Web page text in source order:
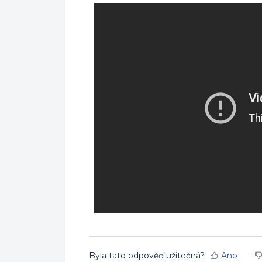
Byla tato odpověď užitečná? Ano